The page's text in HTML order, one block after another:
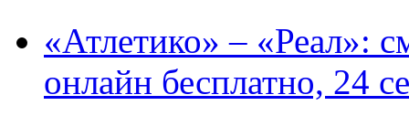
«Атлетико» – «Реал»:
онлайн бесплатно, 24